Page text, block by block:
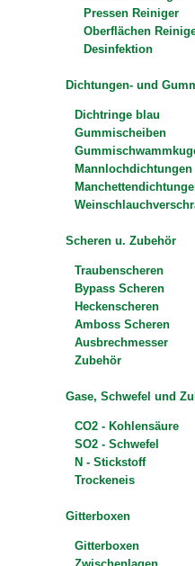
Pressen Reiniger
Oberflächen
Desinfektion
Dichtungen- und
Dichtringe blau
Gummischeiben
Mannlochdichtungen
Scheren u. Zubehör
Traubenscheren
Bypass Scheren
Heckenscheren
Amboss Scheren
Ausbrechmesser
Zubehör
Gase, Schwefel und
CO2 - Kohlensäure
SO2 - Schwefel
N - Stickstoff
Trockeneis
Gitterboxen
Gitterboxen